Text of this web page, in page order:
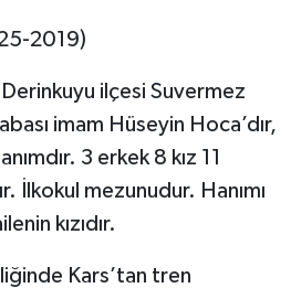
2019)
ilçesi Suvermez
imam Hüseyin Hoca’dır,
3 erkek 8 kız 11
İlkokul mezunudur. Hanımı
kızıdır.
Kars’tan tren